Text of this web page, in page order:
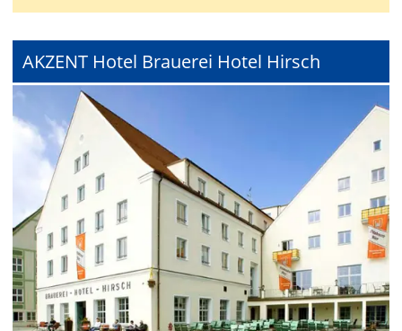
AKZENT Hotel Brauerei Hotel Hirsch